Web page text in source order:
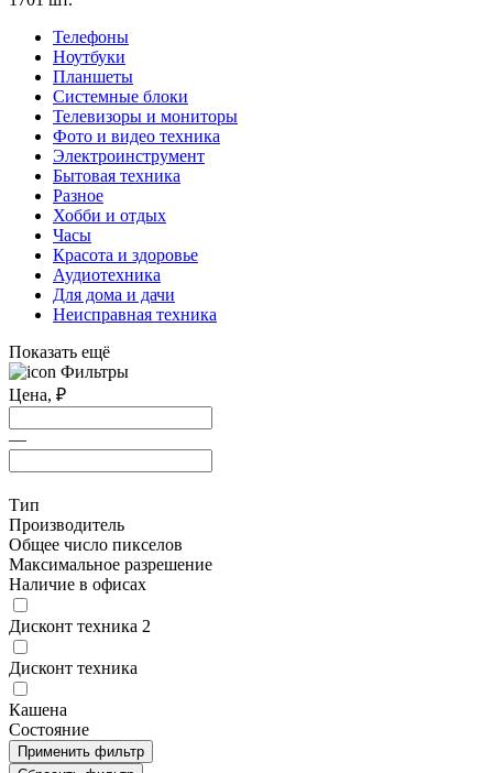
Телефоны
Ноутбуки
Планшеты
Системные блоки
Телевизоры и мониторы
Фото и видео техника
Электроинструмент
Бытовая техника
Разное
Хобби и отдых
Часы
Красота и здоровье
Аудиотехника
Для дома и дачи
Неисправная техника
Показать ещё
Фильтры
Цена, ₽
—
Тип
Производитель
Общее число пикселов
Максимальное разрешение
Наличие в офисах
Дисконт техника 2
Дисконт техника
Кашена
Состояние